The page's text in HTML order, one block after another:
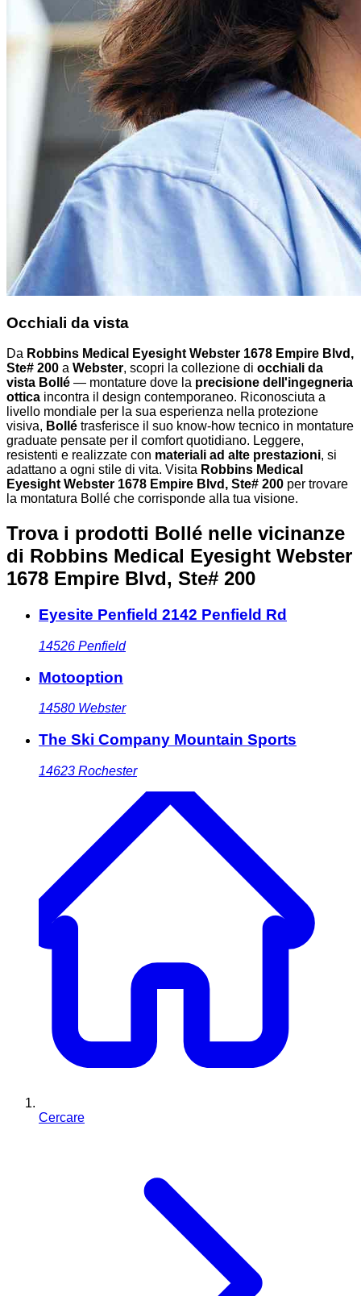
Occhiali da vista
Da Robbins Medical Eyesight Webster 1678 Empire Blvd,
Ste# 200 a Webster, scopri la collezione di occhiali da
vista Bollé — montature dove la precisione dell'ingegneria
ottica incontra il design contemporaneo. Riconosciuta a
livello mondiale per la sua esperienza nella protezione
visiva, Bollé trasferisce il suo know-how tecnico in montature
graduate pensate per il comfort quotidiano. Leggere,
resistenti e realizzate con materiali ad alte prestazioni, si
adattano a ogni stile di vita. Visita Robbins Medical
Eyesight Webster 1678 Empire Blvd, Ste# 200 per trovare
la montatura Bollé che corrisponde alla tua visione.
Trova i prodotti Bollé nelle vicinanze
di Robbins Medical Eyesight Webster
1678 Empire Blvd, Ste# 200
Eyesite Penfield 2142 Penfield Rd
14526 Penfield
Motooption
14580 Webster
The Ski Company Mountain Sports
14623 Rochester
Cercare